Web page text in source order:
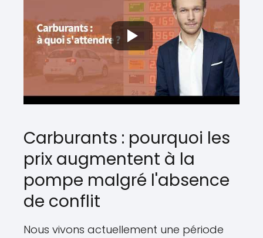
Carburants : pourquoi les
prix augmentent à la
pompe malgré l'absence
de conflit
Nous vivons actuellement une période